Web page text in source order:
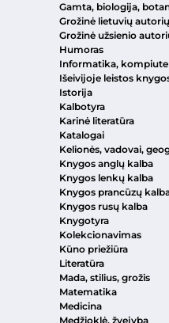
Gamta, biologija,
Grožinė lietuvių autorių
Grožinė užsienio
Humoras
Informatika,
Išeivijoje leistos
Istorija
Kalbotyra
Karinė literatūra
Katalogai
Kelionės, vadovai,
Knygos anglų kalba
Knygos lenkų kalba
Knygos prancūzų
Knygos rusų kalba
Knygotyra
Kolekcionavimas
Kūno priežiūra
Literatūra
Mada, stilius, grožis
Matematika
Medicina
Medžioklė, žvejyba